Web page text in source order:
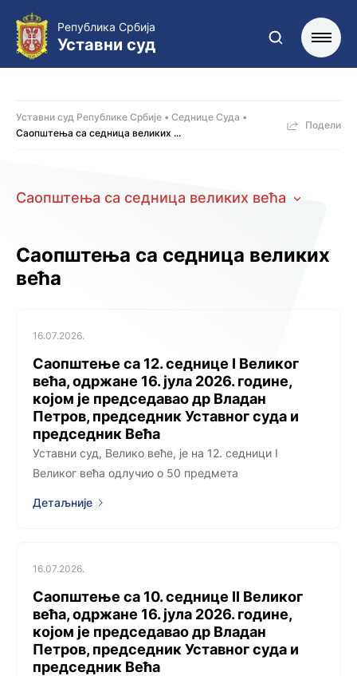
Република Србија
Уставни суд
Саопштења са седница великих
већа
16.07.2026.
Саопштење са 12. седницe I Великог
већа, одржанe 16. јула 2026. године,
којoм је председавао др Владан
Петров, председник Уставног суда и
председник Већа
Уставни суд, Велико веће, је на 12. седници I
Великог већа одлучио о 50 предмета
Детаљније
16.07.2026.
Саопштење са 10. седницe II Великог
већа, одржанe 16. јула 2026. године,
којoм је председавао др Владан
Петров, председник Уставног суда и
председник Већа
Саопштења са седница великих већа
Уставни суд Републике Србије
Седнице Суда
Саопштења са седница великих ...
Подели